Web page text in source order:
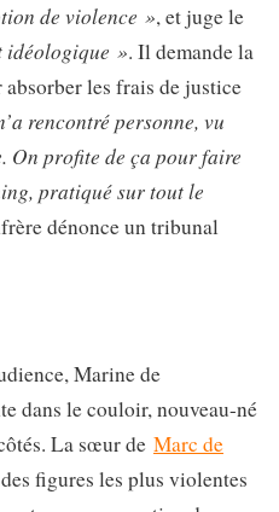
de violence », et juge le
idéologique ». Il demande la
les frais de justice
rencontré personne, vu
On profite de ça pour faire
pratiqué sur tout le
dénonce un tribunal
Marine de
dans le couloir, nouveau-né
La sœur de Marc de
figures les plus violentes